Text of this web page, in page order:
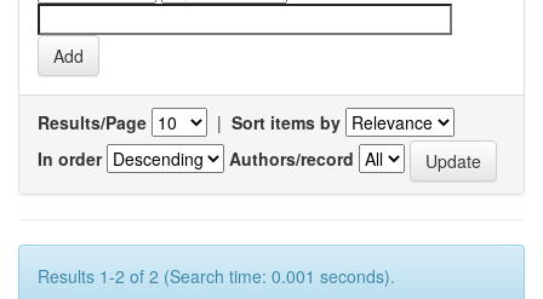
Results/Page | Sort items by
In order
Authors/record
Results 1-2 of 2 (Search time: 0.001 seconds).